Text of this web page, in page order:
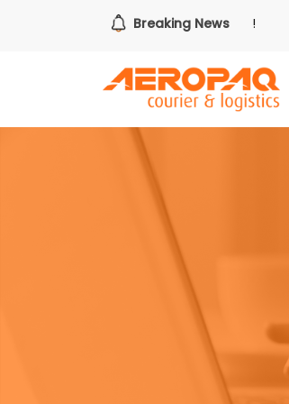
Breaking News
de redimir tus libras de Cash PAQ!